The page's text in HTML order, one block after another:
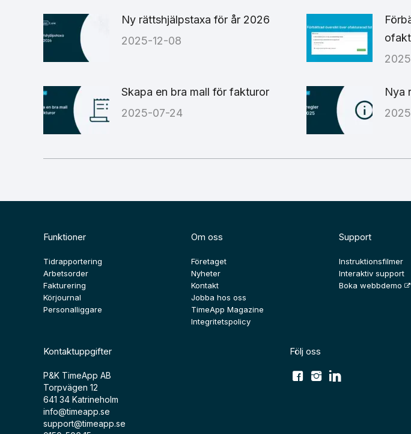
Ny rättshjälpstaxa för år 2026
2025-12-08
Skapa en bra mall för fakturor
2025-07-24
Nya
Funktioner
Tidrapportering
Arbetsorder
Fakturering
Körjournal
Personalliggare
Om oss
Företaget
Nyheter
Kontakt
Jobba hos oss
TimeApp Magazine
Integritetspolicy
Support
Instruktionsfilmer
Interaktiv support
Boka webbdemo
Kontaktuppgifter
P&K TimeApp AB
Torpvägen 12
641 34 Katrineholm
info@timeapp.se
support@timeapp.se
Följ oss